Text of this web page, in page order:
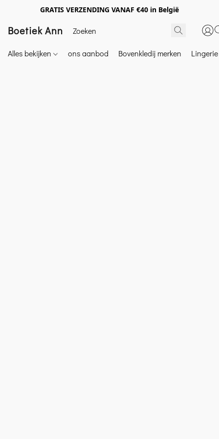
GRATIS VERZENDING VANAF €40 in België
Boetiek Ann
Alles bekijken ons aanbod Bovenkledij merken